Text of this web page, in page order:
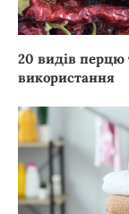
20 видів перцю
використання